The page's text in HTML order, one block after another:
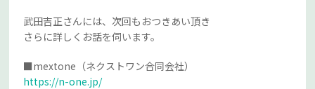
武田吉正さんには、次回もおつきあい頂き
さらに詳しくお話を伺います。
■mextone（ネクストワン合同会社）
https://n-one.jp/